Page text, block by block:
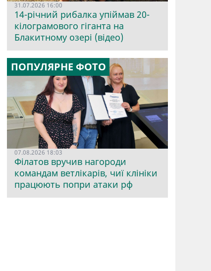
31.07.2026 16:00
14-річний рибалка упіймав 20-
кілограмового гіганта на
Блакитному озері (відео)
ПОПУЛЯРНЕ ФОТО
07.08.2026 18:03
Філатов вручив нагороди
командам ветлікарів, чиї клініки
працюють попри атаки рф